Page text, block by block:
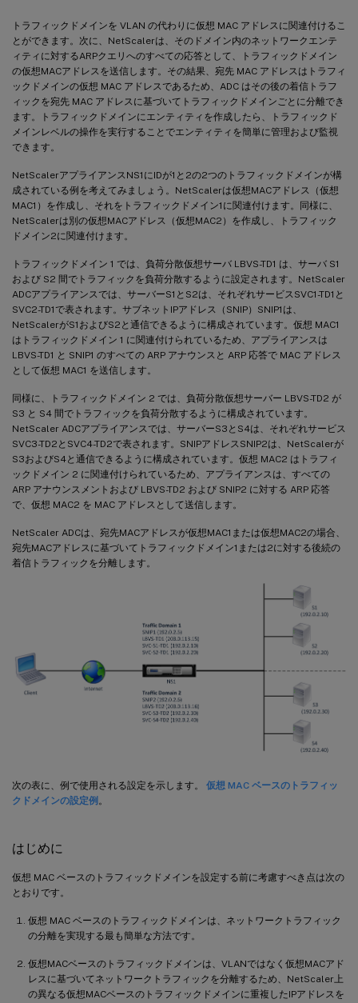
トラフィックドメインを VLAN の代わりに仮想 MAC アドレスに関連付けるこ
とができます。次に、NetScalerは、そのドメイン内のネットワークエンテ
ィティに対するARPクエリへのすべての応答として、トラフィックドメイン
の仮想MACアドレスを送信します。その結果、宛先 MAC アドレスはトラフィ
ックドメインの仮想 MAC アドレスであるため、ADC はその後の着信トラフ
ィックを宛先 MAC アドレスに基づいてトラフィックドメインごとに分離でき
ます。トラフィックドメインにエンティティを作成したら、トラフィックド
メインレベルの操作を実行することでエンティティを簡単に管理および監視
できます。
NetScalerアプライアンスNS1にIDが1と2の2つのトラフィックドメインが構
成されている例を考えてみましょう。NetScalerは仮想MACアドレス（仮想
MAC1）を作成し、それをトラフィックドメイン1に関連付けます。同様に、
NetScalerは別の仮想MACアドレス（仮想MAC2）を作成し、トラフィック
ドメイン2に関連付けます。
トラフィックドメイン 1 では、負荷分散仮想サーバ LBVS-TD1 は、サーバ S1
および S2 間でトラフィックを負荷分散するように設定されます。NetScaler
ADCアプライアンスでは、サーバーS1とS2は、それぞれサービスSVC1-TD1と
SVC2-TD1で表されます。サブネットIPアドレス（SNIP）SNIP1は、
NetScalerがS1およびS2と通信できるように構成されています。仮想 MAC1
はトラフィックドメイン 1 に関連付けられているため、アプライアンスは
LBVS-TD1 と SNIP1 のすべての ARP アナウンスと ARP 応答で MAC アドレス
として仮想 MAC1 を送信します。
同様に、トラフィックドメイン 2 では、負荷分散仮想サーバー LBVS-TD2 が
S3 と S4 間でトラフィックを負荷分散するように構成されています。
NetScaler ADCアプライアンスでは、サーバーS3とS4は、それぞれサービス
SVC3-TD2とSVC4-TD2で表されます。SNIPアドレスSNIP2は、NetScalerが
S3およびS4と通信できるように構成されています。仮想 MAC2 はトラフィ
ックドメイン 2 に関連付けられているため、アプライアンスは、すべての
ARP アナウンスメントおよび LBVS-TD2 および SNIP2 に対する ARP 応答
で、仮想 MAC2 を MAC アドレスとして送信します。
NetScaler ADCは、宛先MACアドレスが仮想MAC1または仮想MAC2の場合、
宛先MACアドレスに基づいてトラフィックドメイン1または2に対する後続の
着信トラフィックを分離します。
次の表に、例で使用される設定を示します。 仮想 MAC ベースのトラフィッ
クドメインの設定例 。
はじめに
仮想 MAC ベースのトラフィックドメインを設定する前に考慮すべき点は次の
とおりです。
仮想 MAC ベースのトラフィックドメインは、ネットワークトラフィック
の分離を実現する最も簡単な方法です。
仮想MACベースのトラフィックドメインは、VLANではなく仮想MACアド
レスに基づいてネットワークトラフィックを分離するため、NetScaler上
の異なる仮想MACベースのトラフィックドメインに重複したIPアドレスを